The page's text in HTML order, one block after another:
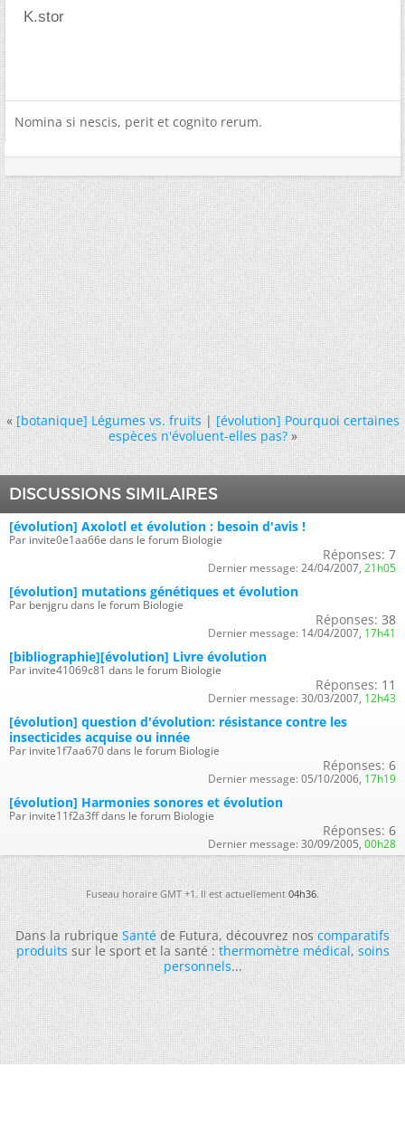
K.stor
Nomina si nescis, perit et cognito rerum.
« [botanique] Légumes vs. fruits|[évolution] Pourquoi certaines
espèces n'évoluent-elles pas? »
DISCUSSIONS SIMILAIRES
[évolution] Axolotl et évolution : besoin d'avis !
Par invite0e1aa66e dans le forum Biologie
Réponses: 7
Dernier message: 24/04/2007, 21h05
[évolution] mutations génétiques et évolution
Par benjgru dans le forum Biologie
Réponses: 38
Dernier message: 14/04/2007, 17h41
[bibliographie][évolution] Livre évolution
Par invite41069c81 dans le forum Biologie
Réponses: 11
Dernier message: 30/03/2007, 12h43
[évolution] question d'évolution: résistance contre les
insecticides acquise ou innée
Par invite1f7aa670 dans le forum Biologie
Réponses: 6
Dernier message: 05/10/2006, 17h19
[évolution] Harmonies sonores et évolution
Par invite11f2a3ff dans le forum Biologie
Réponses: 6
Dernier message: 30/09/2005, 00h28
Fuseau horaire GMT +1. Il est actuellement04h36.
Dans la rubriqueSantéde Futura, découvrez noscomparatifs
produitssur le sport et la santé :thermomètre médical,soins
personnels...